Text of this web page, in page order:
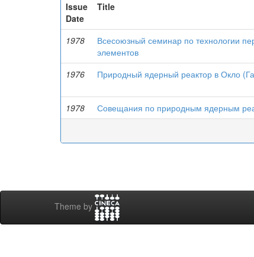
Issue
Date
Title
1978
Всесоюзный семинар по технологии
элементов
1976 Природный ядерный реактор в Окло
1978
Совещания по природным ядерным
Theme by